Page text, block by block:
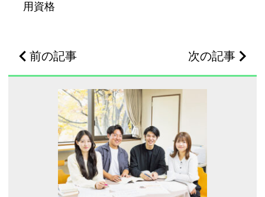
用資格
前の記事 次の記事